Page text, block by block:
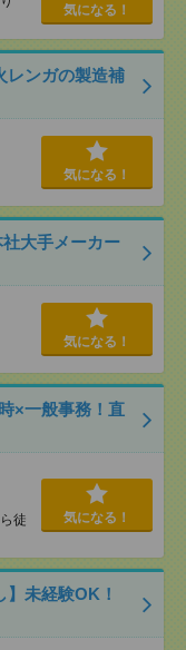
気になる！
レンガの製造補
気になる！
大手メーカー
気になる！
×一般事務！直
徒
気になる！
未経験OK！